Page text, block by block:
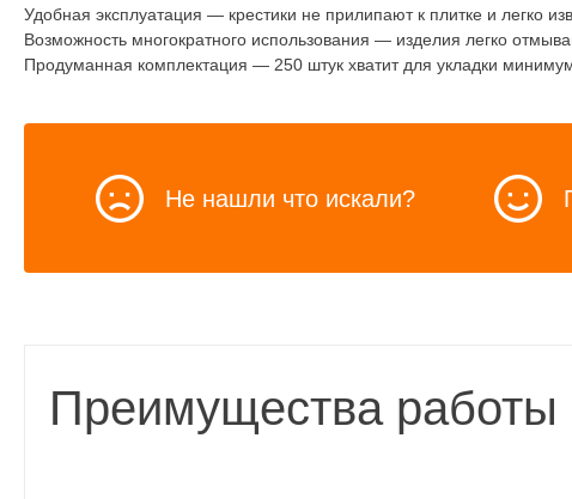
Удобная эксплуатация — крестики не прилипают к плитке и легко
Возможность многократного использования — изделия легко
Продуманная комплектация — 250 штук хватит для укладки
Не нашли что искали?
Преимущества работы